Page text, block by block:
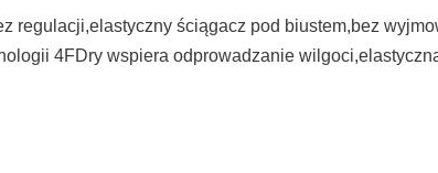
regulacji,elastyczny ściągacz pod biustem,bez
4FDry wspiera odprowadzanie